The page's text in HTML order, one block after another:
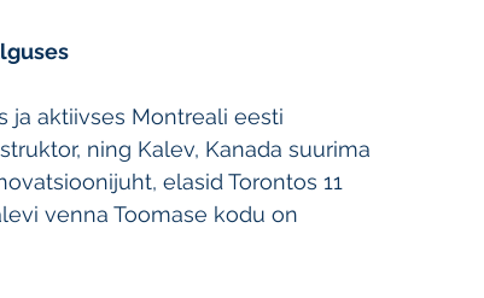
ja aktiivses Montreali eesti
ning Kalev, Kanada suurima
elasid Torontos 11
venna Toomase kodu on